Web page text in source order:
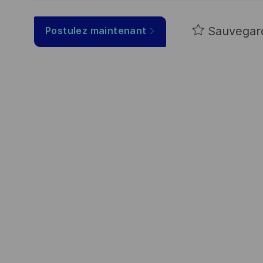
Postulez maintenant